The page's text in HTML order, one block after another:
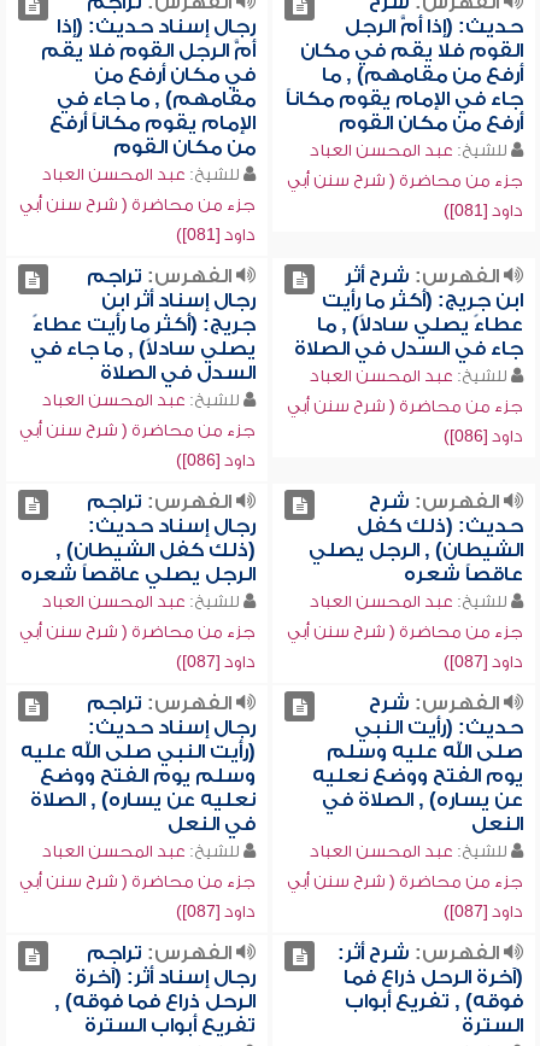
حديث: (إذا أمَّ الرجل
القوم فلا يقم في مكان
أرفع من مقامهم) , ما
جاء في الإمام يقوم مكاناً
أرفع من مكان القوم
للشيخ: عبد المحسن العباد
جزء من محاضرة ( شرح سنن أبي
داود [081])
رجال إسناد حديث: (إذا
أمَّ الرجل القوم فلا يقم
في مكان أرفع من
مقامهم) , ما جاء في
الإمام يقوم مكاناً أرفع
من مكان القوم
للشيخ: عبد المحسن العباد
جزء من محاضرة ( شرح سنن أبي
داود [081])
الفهرس: شرح أثر
ابن جريج: (أكثر ما رأيت
عطاءً يصلي سادلاً) , ما
جاء في السدل في الصلاة
للشيخ: عبد المحسن العباد
جزء من محاضرة ( شرح سنن أبي
داود [086])
الفهرس: تراجم
رجال إسناد أثر ابن
جريج: (أكثر ما رأيت عطاءً
يصلي سادلاً) , ما جاء في
السدل في الصلاة
للشيخ: عبد المحسن العباد
جزء من محاضرة ( شرح سنن أبي
داود [086])
الفهرس: شرح
حديث: (ذلك كفل
الشيطان) , الرجل يصلي
عاقصاً شعره
للشيخ: عبد المحسن العباد
جزء من محاضرة ( شرح سنن أبي
داود [087])
الفهرس: تراجم
رجال إسناد حديث:
(ذلك كفل الشيطان) ,
الرجل يصلي عاقصاً شعره
للشيخ: عبد المحسن العباد
جزء من محاضرة ( شرح سنن أبي
داود [087])
الفهرس: شرح
حديث: (رأيت النبي
صلى الله عليه وسلم
يوم الفتح ووضع نعليه
عن يساره) , الصلاة في
النعل
للشيخ: عبد المحسن العباد
جزء من محاضرة ( شرح سنن أبي
داود [087])
الفهرس: تراجم
رجال إسناد حديث:
(رأيت النبي صلى الله عليه
وسلم يوم الفتح ووضع
نعليه عن يساره) , الصلاة
في النعل
للشيخ: عبد المحسن العباد
جزء من محاضرة ( شرح سنن أبي
داود [087])
الفهرس: شرح أثر:
(آخرة الرحل ذراع فما
فوقه) , تفريع أبواب
السترة
الفهرس: تراجم
رجال إسناد أثر: (آخرة
الرحل ذراع فما فوقه) ,
تفريع أبواب السترة